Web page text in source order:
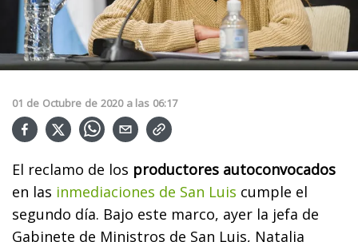
01 de Octubre de 2020 a las 06:17
El reclamo de los productores autoconvocados
en las inmediaciones de San Luis cumple el
segundo día. Bajo este marco, ayer la jefa de
Gabinete de Ministros de San Luis, Natalia